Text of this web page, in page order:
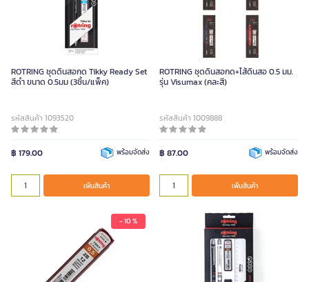
ROTRING ชุดดินสอกด Tikky Ready Set
สีดำ ขนาด 0.5มม (3ชิ้น/แพ็ค)
รหัสสินค้า 1093520
฿ 179.00 พร้อมจัดส่ง
เพิ่มสินค้า
ROTRING ชุดดินสอกด+ไส้ดินสอ 0.5 มม.
รุ่น Visumax (คละสี)
รหัสสินค้า 1009888
฿ 87.00 พร้อมจัดส่ง
เพิ่มสินค้า
- 10 %